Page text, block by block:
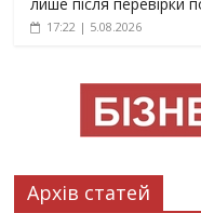
17:22 | 5.08.2026
Архів статей